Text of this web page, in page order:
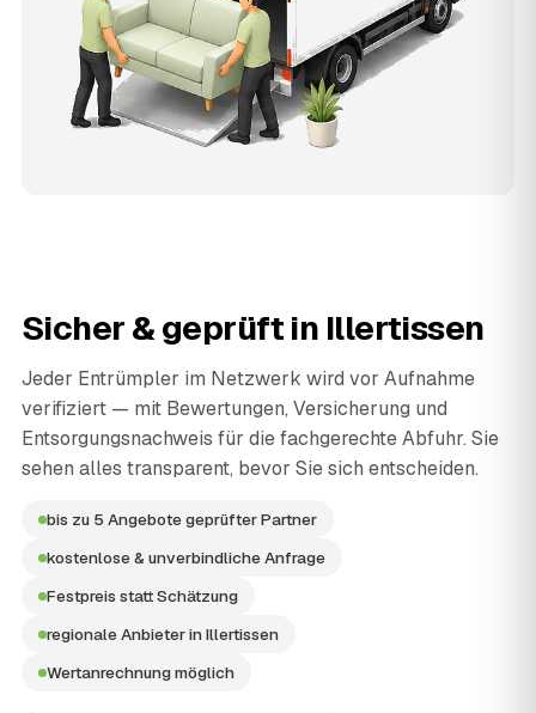
Sicher & geprüft in Illertissen
Jeder Entrümpler im Netzwerk wird vor Aufnahme
verifiziert — mit Bewertungen, Versicherung und
Entsorgungsnachweis für die fachgerechte Abfuhr. Sie
sehen alles transparent, bevor Sie sich entscheiden.
bis zu 5 Angebote geprüfter Partner
kostenlose & unverbindliche Anfrage
Festpreis statt Schätzung
regionale Anbieter in Illertissen
Wertanrechnung möglich